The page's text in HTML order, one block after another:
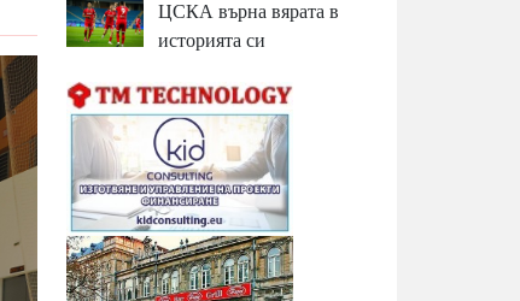
ЦСКА върна вярата в
историята си